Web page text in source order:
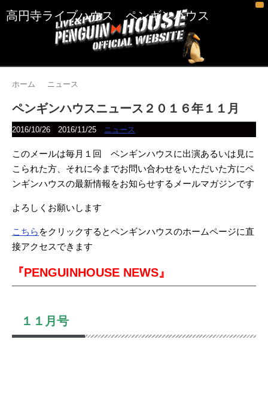
高円寺ライブハウス ペンギンハウス
ホーム ニュース
ペンギンハウスニュース２０１６年１１月
2016/10/26 2016/11/25 ニュース
このメールは毎月１回 ペンギンハウスに出演あるいは見に
こられた方、それに今までお問い合わせをいただいた方にペ
ンギンハウスの最新情報をお知らせするメールマガジンです
よろしくお願いします
こちら をクリックするとペンギンハウスのホームページに直
接アクセスできます
『PENGUINHOUSE NEWS』
１１月号